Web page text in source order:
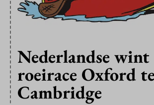
Nederlandse wint
roeirace Oxford
Cambridge